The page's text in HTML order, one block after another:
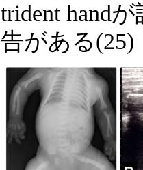
trident hand
告がある(25)